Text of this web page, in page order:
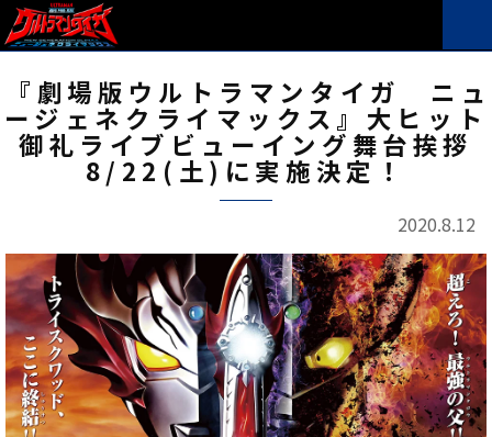
『劇場版ウルトラマンタイガ ニュ
ージェネクライマックス』大ヒット
御礼ライブビューイング舞台挨拶
8/22(土)に実施決定！
2020.8.12